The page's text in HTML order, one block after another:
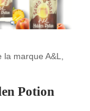
marque A&L,
Potion